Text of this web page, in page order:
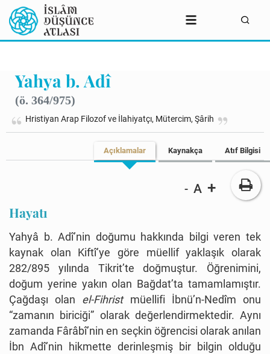
Yahya b. Adî
(ö. 364/975)
Hristiyan Arap Filozof ve İlahiyatçı, Mütercim, Şârih
Açıklamalar Kaynakça Atıf Bilgisi
- A +
Hayatı
Yahyâ b. Adî’nin doğumu hakkında bilgi veren tek
kaynak olan Kiftî’ye göre müellif yaklaşık olarak
282/895 yılında Tikrit’te doğmuştur. Öğrenimini,
doğum yerine yakın olan Bağdat’ta tamamlamıştır.
Çağdaşı olan el-Fihrist müellifi İbnü’n-Nedîm onu
“zamanın biriciği” olarak değerlendirmektedir. Aynı
zamanda Fârâbî’nin en seçkin öğrencisi olarak anılan
İbn Adî’nin hikmette derinleşmiş bir bilgin olduğu